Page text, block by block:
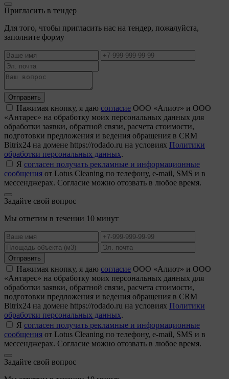
Пригласить в тендер
Для того, чтобы пригласить нас на тендер, пожалуйста,
заполните форму
Отправить
Нажимая кнопку, я даю согласие ООО «Алиот» и ООО
«Антарес» на обработку моих персональных данных для
обработки заявки, обратной связи, расчета стоимости,
подготовки предложения и ведения обращения в CRM
Bitrix24 на домене https://rodado.ru на условиях Политики
обработки персональных данных.
Я согласен получать рекламные и информационные
сообщения от Lotus Cleaning по телефону, e-mail, SMS и в
мессенджерах. Согласие можно отозвать в любое время.
Задайте свой вопрос
Мы ответим в течении 10 минут
Отправить
Нажимая кнопку, я даю согласие ООО «Алиот» и ООО
«Антарес» на обработку моих персональных данных для
обработки заявки, обратной связи, расчета стоимости,
подготовки предложения и ведения обращения в CRM
Bitrix24 на домене https://rodado.ru на условиях Политики
обработки персональных данных.
Я согласен получать рекламные и информационные
сообщения от Lotus Cleaning по телефону, e-mail, SMS и в
мессенджерах. Согласие можно отозвать в любое время.
Задайте свой вопрос